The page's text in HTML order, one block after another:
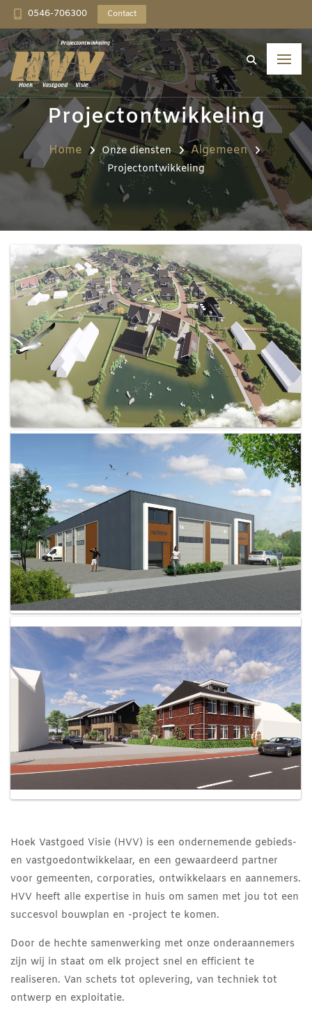
0546-706300 Contact
Projectontwikkeling
Home Onze diensten Algemeen
Projectontwikkeling
Hoek Vastgoed Visie (HVV) is een ondernemende gebieds-
en vastgoedontwikkelaar, en een gewaardeerd partner
voor gemeenten, corporaties, ontwikkelaars en aannemers.
HVV heeft alle expertise in huis om samen met jou tot een
succesvol bouwplan en -project te komen.
Door de hechte samenwerking met onze onderaannemers
zijn wij in staat om elk project snel en efficient te
realiseren. Van schets tot oplevering, van techniek tot
ontwerp en exploitatie.